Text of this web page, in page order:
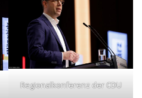
Regionalkonferenz der CDU